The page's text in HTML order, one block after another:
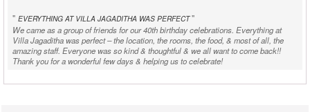
" EVERYTHING AT VILLA JAGADITHA WAS PERFECT"
We came as a group of friends for our 40th birthday celebrations. Everything at
Villa Jagaditha was perfect – the location, the rooms, the food, & most of all, the
amazing staff. Everyone was so kind & thoughtful & we all want to come back!!
Thank you for a wonderful few days & helping us to celebrate!
Ashleigh & Brandon W. - Australia -rentedVilla Jagaditha in